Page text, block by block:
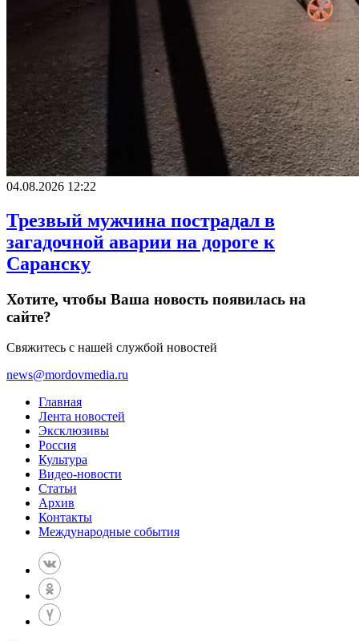
04.08.2026 12:22
Трезвый мужчина пострадал в
загадочной аварии на дороге к
Саранску
Хотите, чтобы Ваша новость появилась на
сайте?
Свяжитесь с нашей службой новостей
news@mordovmedia.ru
Главная
Лента новостей
Эксклюзивы
Россия
Культура
Видео-новости
Статьи
Архив
Контакты
Международные события